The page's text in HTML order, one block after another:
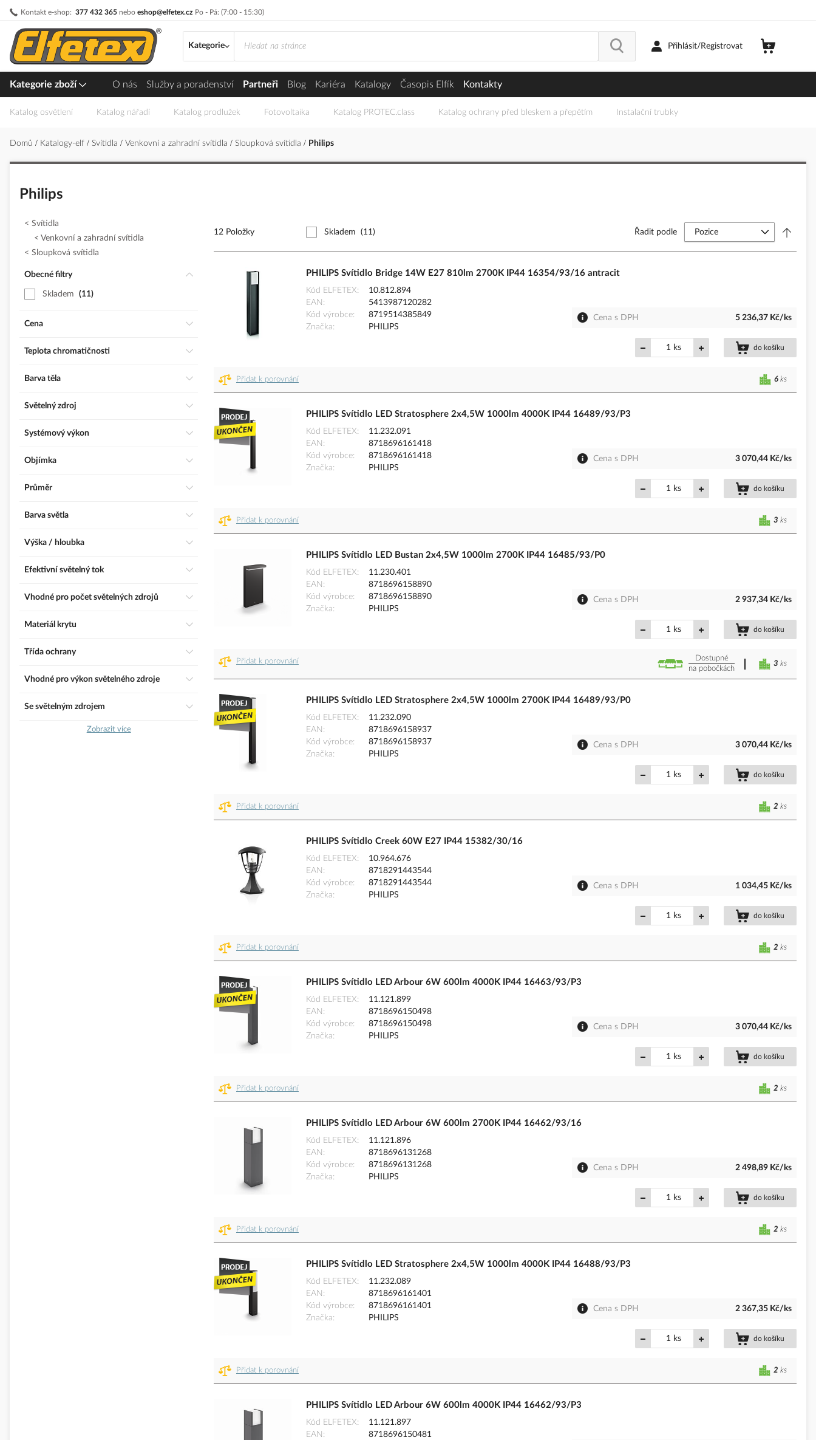
Kontakt e-shop: 377 432 365 nebo eshop@elfetex.cz Po - Pá: (7:00 - 15:30)
Přejít
obsah
Kategorie
Přihlásit/Registrovat
Kategorie zboží O nás Služby a poradenství Partneři Blog Kariéra Katalogy Časopis Elfík Kontakty
Katalog osvětlení Katalog nářadí Katalog prodlužek Fotovoltaika Katalog PROTEC.class Katalog ochrany před bleskem a přepětím Instalační trubky
Domů Katalogy-elf Svítidla Venkovní a zahradní svítidla Sloupková svítidla Philips
Philips
12 Položky Skladem (11) Řadit podle
PHILIPS Svítidlo Bridge 14W E27 810lm 2700K IP44 16354/93/16 antracit
Kód ELFETEX
10.812.894
EAN
5413987120282
Kód výrobce
8719514385849
Značka
PHILIPS
Cena s DPH 5 236,37 Kč/ks
ks do košíku
Přidat k porovnání 6 ks
PHILIPS Svítidlo LED Stratosphere 2x4,5W 1000lm 4000K IP44 16489/93/P3
Kód ELFETEX
11.232.091
EAN
8718696161418
Kód výrobce
8718696161418
Značka
PHILIPS
Cena s DPH 3 070,44 Kč/ks
ks do košíku
Přidat k porovnání 3 ks
PHILIPS Svítidlo LED Bustan 2x4,5W 1000lm 2700K IP44 16485/93/P0
Kód ELFETEX
11.230.401
EAN
8718696158890
Kód výrobce
8718696158890
Značka
PHILIPS
Cena s DPH 2 937,34 Kč/ks
ks do košíku
Přidat k porovnání
Dostupné
na pobočkách
3 ks
PHILIPS Svítidlo LED Stratosphere 2x4,5W 1000lm 2700K IP44 16489/93/P0
Kód ELFETEX
11.232.090
EAN
8718696158937
Kód výrobce
8718696158937
Značka
PHILIPS
Cena s DPH 3 070,44 Kč/ks
ks do košíku
Přidat k porovnání 2 ks
PHILIPS Svítidlo Creek 60W E27 IP44 15382/30/16
Kód ELFETEX
10.964.676
EAN
8718291443544
Kód výrobce
8718291443544
Značka
PHILIPS
Cena s DPH 1 034,45 Kč/ks
ks do košíku
Přidat k porovnání 2 ks
PHILIPS Svítidlo LED Arbour 6W 600lm 4000K IP44 16463/93/P3
Kód ELFETEX
11.121.899
EAN
8718696150498
Kód výrobce
8718696150498
Značka
PHILIPS
Cena s DPH 3 070,44 Kč/ks
ks do košíku
Přidat k porovnání 2 ks
PHILIPS Svítidlo LED Arbour 6W 600lm 2700K IP44 16462/93/16
Kód ELFETEX
11.121.896
EAN
8718696131268
Kód výrobce
8718696131268
Značka
PHILIPS
Cena s DPH 2 498,89 Kč/ks
ks do košíku
Přidat k porovnání 2 ks
PHILIPS Svítidlo LED Stratosphere 2x4,5W 1000lm 4000K IP44 16488/93/P3
Kód ELFETEX
11.232.089
EAN
8718696161401
Kód výrobce
8718696161401
Značka
PHILIPS
Cena s DPH 2 367,35 Kč/ks
ks do košíku
Přidat k porovnání 2 ks
PHILIPS Svítidlo LED Arbour 6W 600lm 4000K IP44 16462/93/P3
Kód ELFETEX
11.121.897
EAN
8718696150481
Svítidla
Venkovní a zahradní svítidla
Sloupková svítidla
Obecné filtry
Skladem 11
Cena
Teplota chromatičnosti
Barva těla
Světelný zdroj
Systémový výkon
Objímka
Průměr
Barva světla
Výška / hloubka
Efektivní světelný tok
Vhodné pro počet světelných zdrojů
Materiál krytu
třída ochrany
Vhodné pro výkon světelného zdroje
Se světelným zdrojem
Zobrazit více